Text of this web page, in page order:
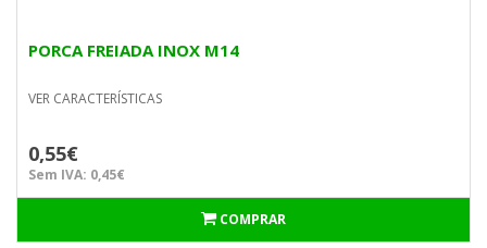
PORCA FREIADA INOX M14
VER CARACTERÍSTICAS
0,55€
Sem IVA: 0,45€
COMPRAR